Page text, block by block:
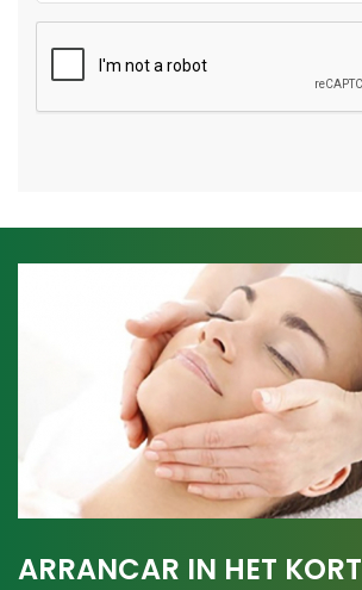
ARRANCAR IN HET KORT